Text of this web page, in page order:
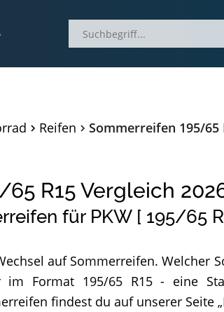
Reifen Sommerreifen 195/65
R15 Vergleich
für PKW [ 195/65
auf Sommerreifen.
im Format 195/65 R15 - eine
fin­dest du auf un­se­rer Sei­te